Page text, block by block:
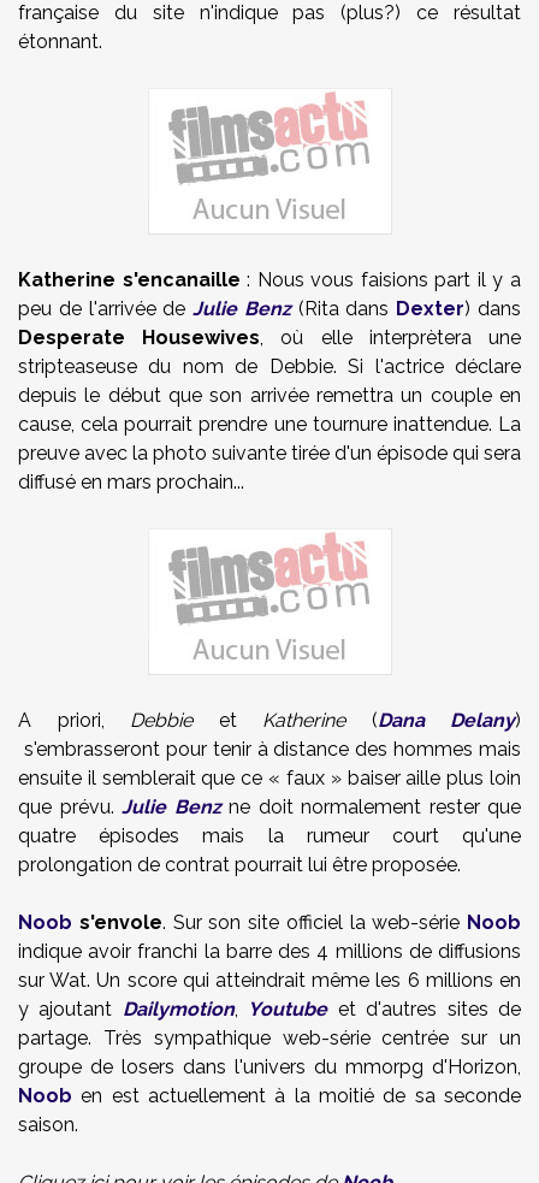
française du site n'indique pas (plus?) ce résultat
étonnant.
Katherine s'encanaille : Nous vous faisions part il y a
peu de l'arrivée deJulie Benz(Rita dans Dexter) dans
Desperate Housewives, où elle interprètera une
stripteaseuse du nom de Debbie. Si l'actrice déclare
depuis le début que son arrivée remettra un couple en
cause, cela pourrait prendre une tournure inattendue. La
preuve avec la photo suivante tirée d'un épisode qui sera
diffusé en mars prochain...
A priori, DebbieetKatherine(Dana Delany)
s'embrasseront pour tenir à distance des hommes mais
ensuite il semblerait que ce « faux » baiser aille plus loin
que prévu. Julie Benzne doit normalement rester que
quatre épisodes mais la rumeur court qu'une
prolongation de contrat pourrait lui être proposée.
Noob s'envole. Sur son site officiel la web-série Noob
indique avoir franchi la barre des 4 millions de diffusions
sur Wat. Un score qui atteindrait même les 6 millions en
y ajoutant Dailymotion, Youtubeet d'autres sites de
partage. Très sympathique web-série centrée sur un
groupe de losers dans l'univers du mmorpg d'Horizon,
Noob en est actuellement à la moitié de sa seconde
saison.